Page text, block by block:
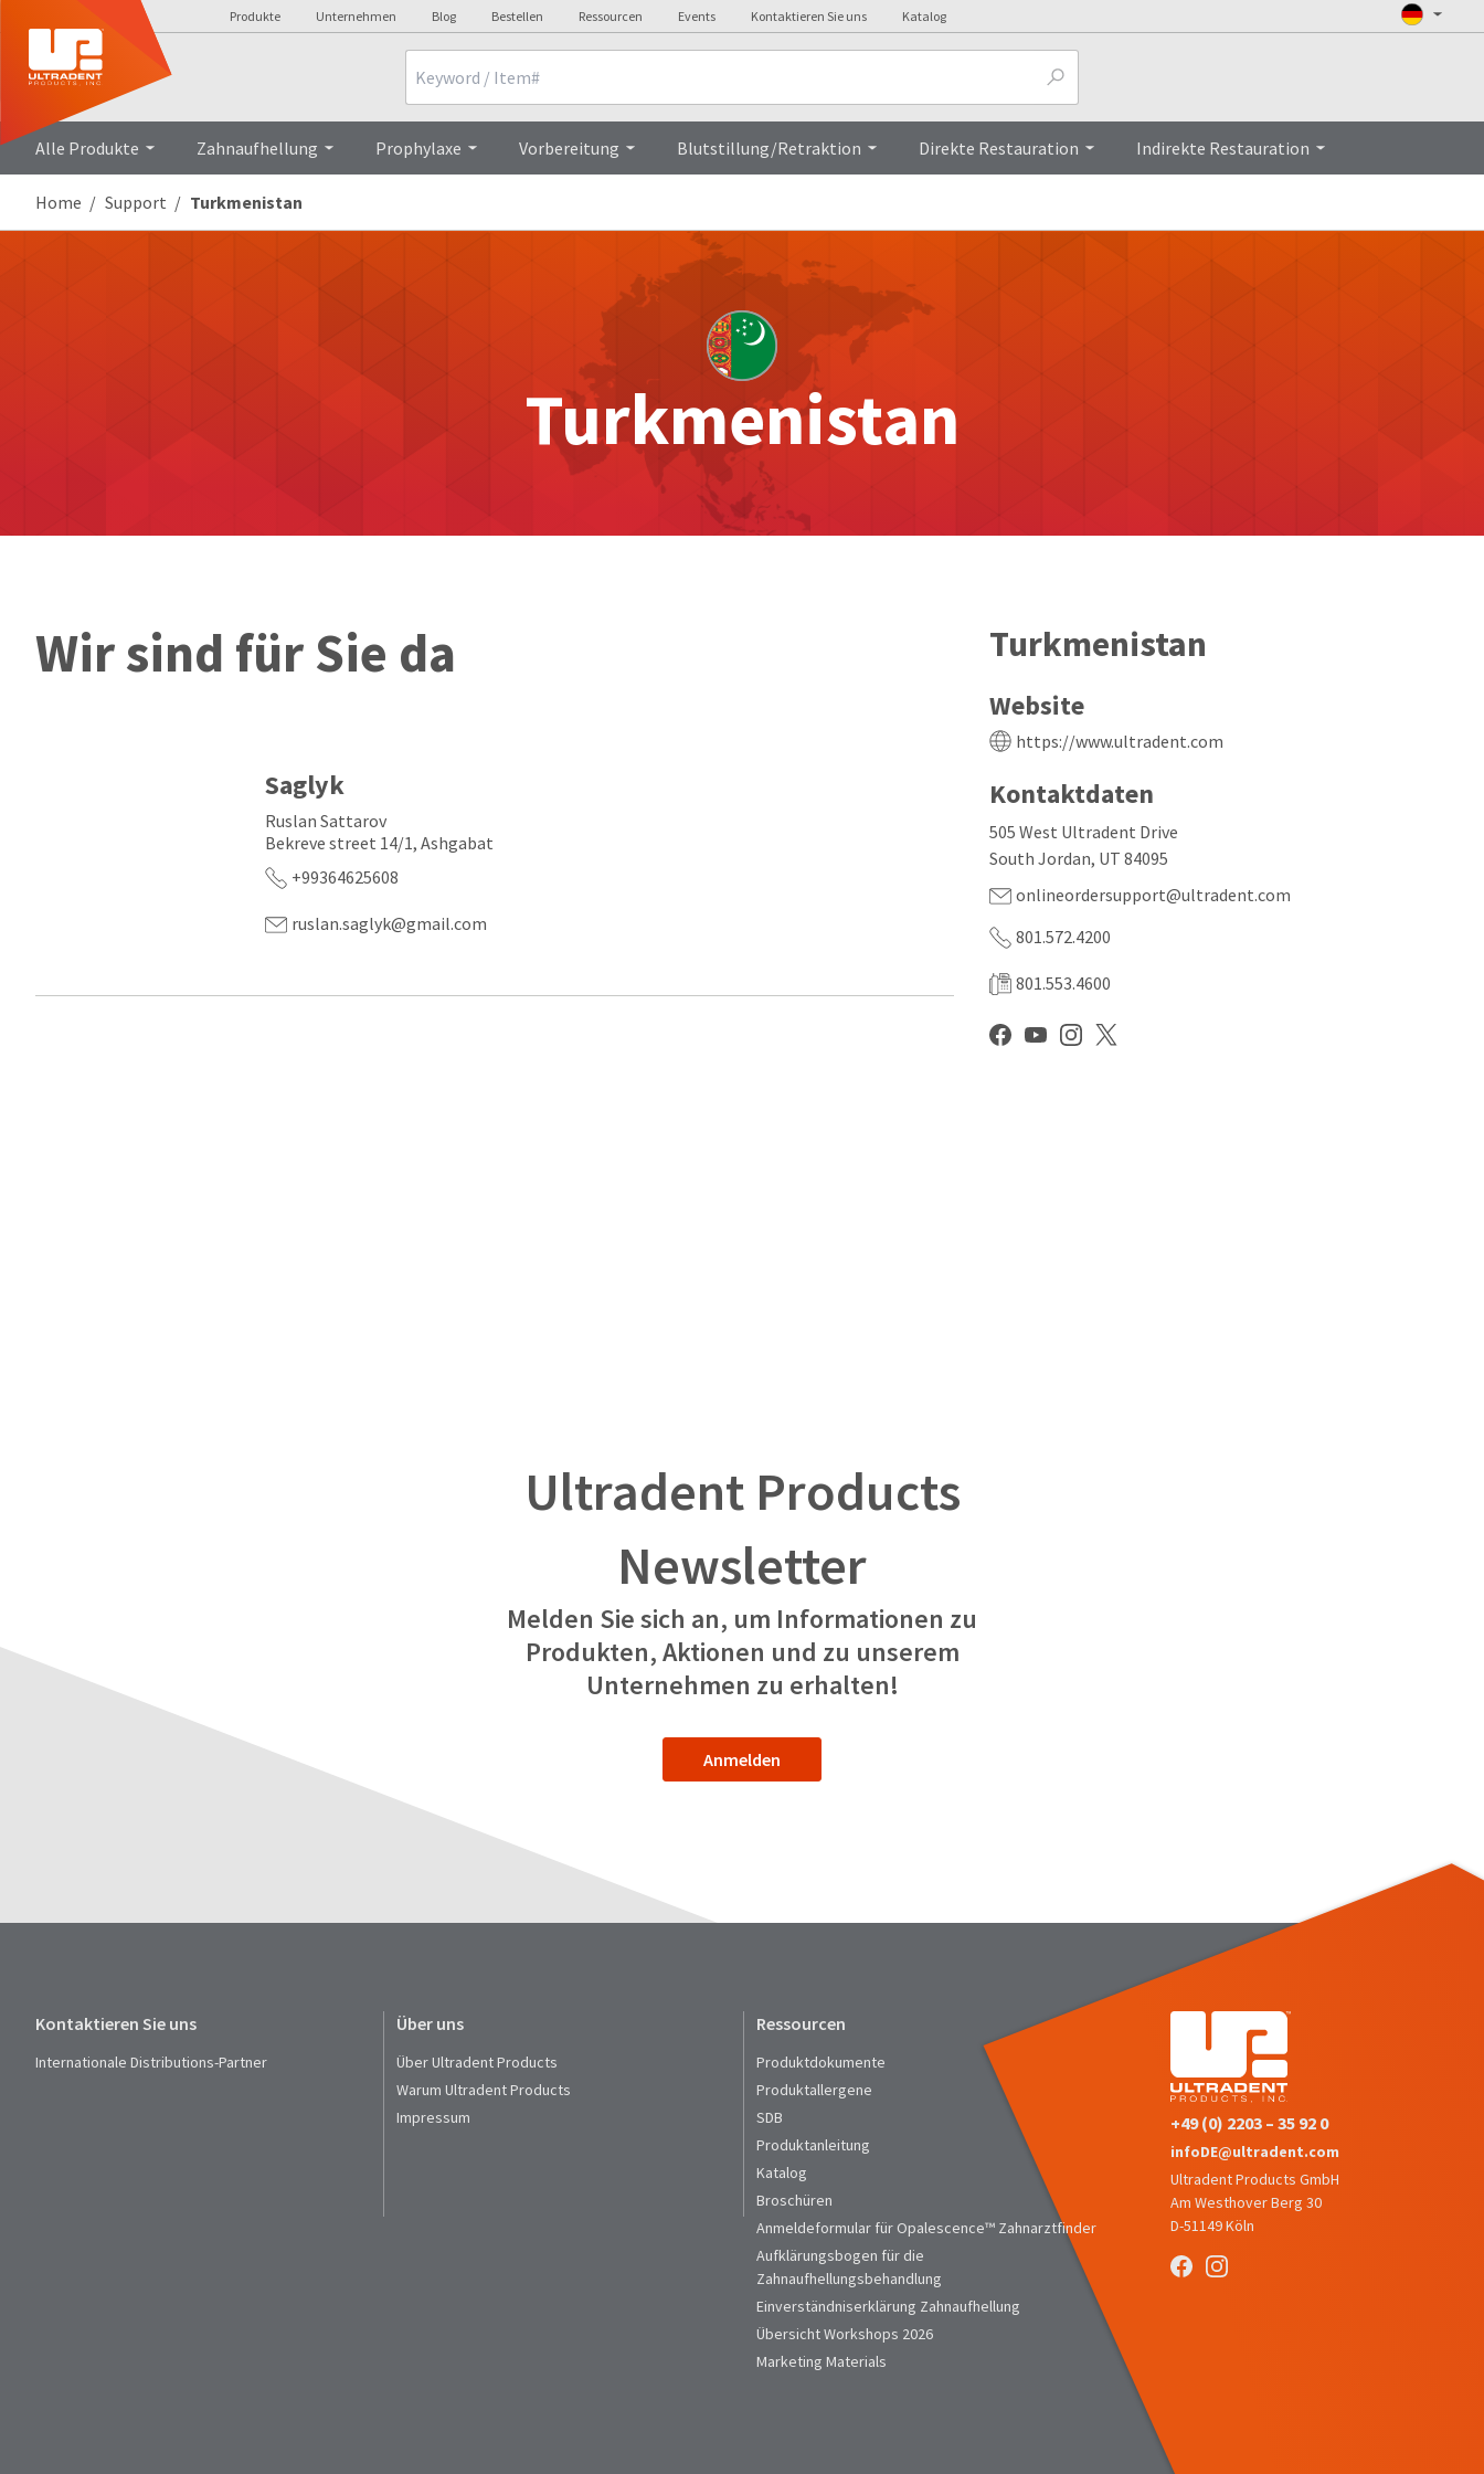
Produkte Unternehmen Blog Bestellen Ressourcen Events Kontaktieren Sie uns Katalog
Alle Produkte Zahnaufhellung Prophylaxe Vorbereitung Blutstillung/Retraktion Direkte Restauration Indirekte Restauration
Home Support Turkmenistan
Turkmenistan
Turkmenistan
Website
https://www.ultradent.com
Kontaktdaten
505 West Ultradent Drive
South Jordan, UT 84095
onlineordersupport@ultradent.com
801.572.4200
801.553.4600
Wir sind für Sie da
Saglyk
Ruslan Sattarov
Bekreve street 14/1, Ashgabat
+99364625608
ruslan.saglyk@gmail.com
Ultradent Products
Newsletter
Melden Sie sich an, um Informationen zu
Produkten, Aktionen und zu unserem
Unternehmen zu erhalten!
Anmelden
Kontaktieren Sie uns
Internationale Distributions-Partner
Über uns
Über Ultradent Products
Warum Ultradent Products
Impressum
Ressourcen
Produktdokumente
Produktallergene
SDB
Produktanleitung
Katalog
Broschüren
Anmeldeformular für Opalescence™ Zahnarztfinder
Aufklärungsbogen für die
Zahnaufhellungsbehandlung
Einverständniserklärung Zahnaufhellung
Übersicht Workshops 2026
Marketing Materials
+49 (0) 2203 – 35 92 0
infoDE@ultradent.com
Ultradent Products GmbH
Am Westhover Berg 30
D-51149 Köln